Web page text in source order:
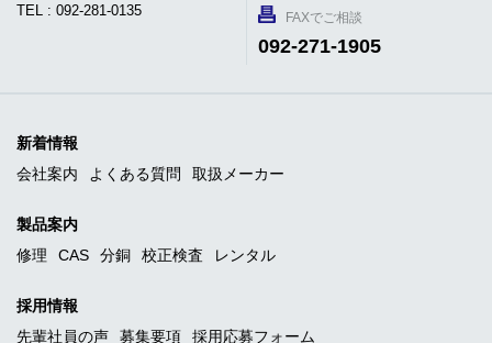
TEL : 092-281-0135
FAXでご相談
092-271-1905
新着情報
会社案内
よくある質問 取扱メーカー
製品案内
修理
CAS 分銅 校正検査 レンタル
採用情報
先輩社員の声
募集要項 採用応募フォーム